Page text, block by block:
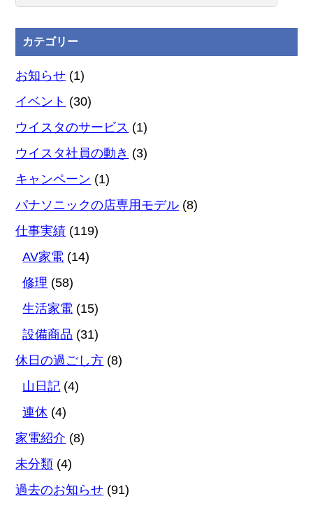
カテゴリー
お知らせ (1)
イベント (30)
ウイスタのサービス (1)
ウイスタ社員の動き (3)
キャンペーン (1)
パナソニックの店専用モデル (8)
仕事実績 (119)
AV家電 (14)
修理 (58)
生活家電 (15)
設備商品 (31)
休日の過ごし方 (8)
山日記 (4)
連休 (4)
家電紹介 (8)
未分類 (4)
過去のお知らせ (91)